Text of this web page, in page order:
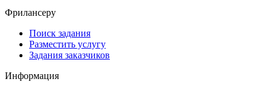
Фрилансеру
Поиск задания
Разместить услугу
Задания заказчиков
Информация